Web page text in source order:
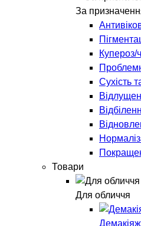
За
Купероз/
Сухість
Товари
Для обличчя
Демакіяж